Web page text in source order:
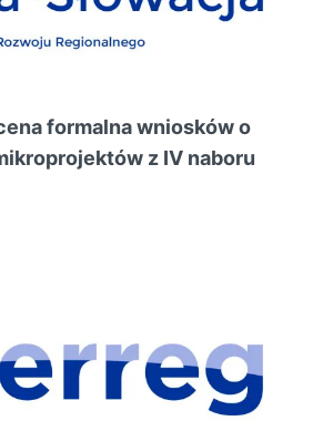
formalna wniosków o
z IV naboru